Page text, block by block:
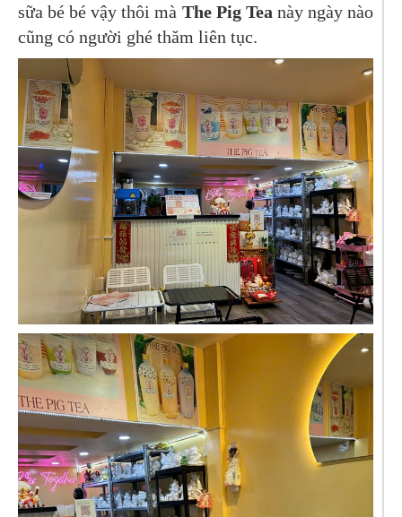
sữa bé bé vậy thôi mà The Pig Tea này ngày nào
cũng có người ghé thăm liên tục.